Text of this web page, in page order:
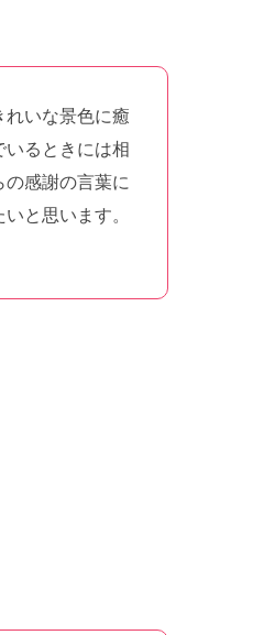
れいな景色に癒
いるときには相
感謝の言葉に
と思います。